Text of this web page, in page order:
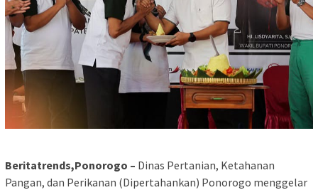
Beritatrends,Ponorogo – Dinas Pertanian, Ketahanan
Pangan, dan Perikanan (Dipertahankan) Ponorogo menggelar